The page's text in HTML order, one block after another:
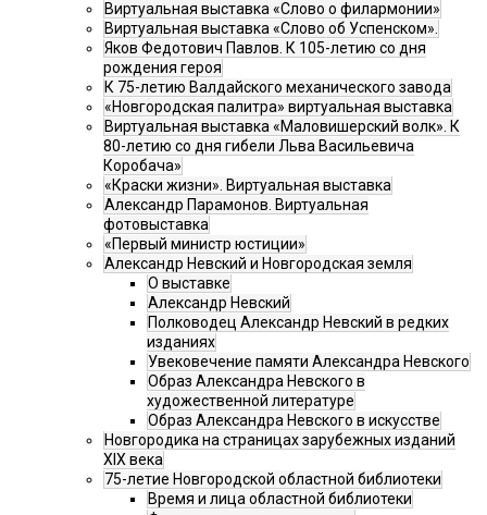
Виртуальная выставка «Слово о филармонии»
Виртуальная выставка «Слово об Успенском».
Яков Федотович Павлов. К 105-летию со дня
рождения героя
К 75-летию Валдайского механического завода
«Новгородская палитра» виртуальная выставка
Виртуальная выставка «Маловишерский волк». К
80-летию со дня гибели Льва Васильевича
Коробача»
«Краски жизни». Виртуальная выставка
Александр Парамонов. Виртуальная
фотовыставка
«Первый министр юстиции»
Александр Невский и Новгородская земля
О выставке
Александр Невский
Полководец Александр Невский в редких
изданиях
Увековечение памяти Александра Невского
Образ Александра Невского в
художественной литературе
Образ Александра Невского в искусстве
Новгородика на страницах зарубежных изданий
XIX века
75-летие Новгородской областной библиотеки
Время и лица областной библиотеки